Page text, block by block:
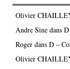
Olivier
Andre Sinedans
Rogerdans D –
Olivier